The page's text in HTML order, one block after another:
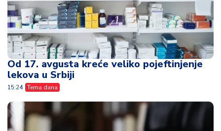
Od 17. avgusta kreće veliko pojeftinjenje
lekova u Srbiji
15:24 Tema dana